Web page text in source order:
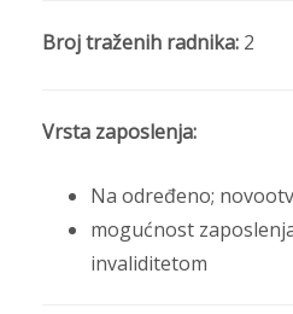
Broj traženih radnika: 2
Vrsta zaposlenja:
Na određeno;
mogućnost
invaliditetom